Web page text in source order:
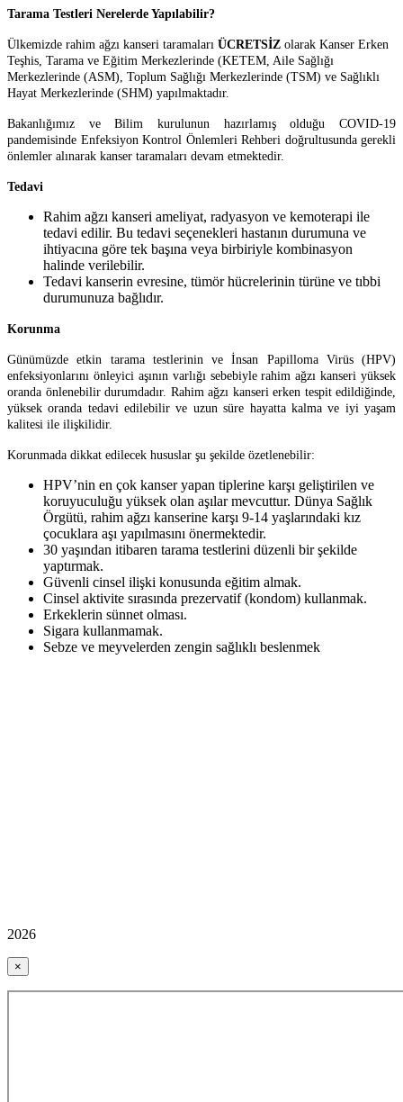
Tarama Testleri Nerelerde Yapılabilir?
Ülkemizde rahim ağzı kanseri taramaları ÜCRETSİZ olarak Kanser Erken
Teşhis, Tarama ve Eğitim Merkezlerinde (KETEM, Aile Sağlığı
Merkezlerinde (ASM), Toplum Sağlığı Merkezlerinde (TSM) ve Sağlıklı
Hayat Merkezlerinde (SHM) yapılmaktadır.
Bakanlığımız ve Bilim kurulunun hazırlamış olduğu COVID-19
pandemisinde Enfeksiyon Kontrol Önlemleri Rehberi doğrultusunda gerekli
önlemler alınarak kanser taramaları devam etmektedir.
Tedavi
Rahim ağzı kanseri ameliyat, radyasyon ve kemoterapi ile
tedavi edilir. Bu tedavi seçenekleri hastanın durumuna ve
ihtiyacına göre tek başına veya birbiriyle kombinasyon
halinde verilebilir.
Tedavi kanserin evresine, tümör hücrelerinin türüne ve tıbbi
durumunuza bağlıdır.
Korunma
Günümüzde etkin tarama testlerinin ve İnsan Papilloma Virüs (HPV)
enfeksiyonlarını önleyici aşının varlığı sebebiyle rahim ağzı kanseri yüksek
oranda önlenebilir durumdadır. Rahim ağzı kanseri erken tespit edildiğinde,
yüksek oranda tedavi edilebilir ve uzun süre hayatta kalma ve iyi yaşam
kalitesi ile ilişkilidir.
Korunmada dikkat edilecek hususlar şu şekilde özetlenebilir:
HPV’nin en çok kanser yapan tiplerine karşı geliştirilen ve
koruyuculuğu yüksek olan aşılar mevcuttur. Dünya Sağlık
Örgütü, rahim ağzı kanserine karşı 9-14 yaşlarındaki kız
çocuklara aşı yapılmasını önermektedir.
30 yaşından itibaren tarama testlerini düzenli bir şekilde
yaptırmak.
Güvenli cinsel ilişki konusunda eğitim almak.
Cinsel aktivite sırasında prezervatif (kondom) kullanmak.
Erkeklerin sünnet olması.
Sigara kullanmamak.
Sebze ve meyvelerden zengin sağlıklı beslenmek
2026
×